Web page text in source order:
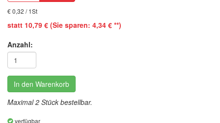
€ 0,32 / 1St
statt 10,79 € (Sie sparen: 4,34 € **)
Anzahl:
In den Warenkorb
Maximal 2 Stück bestellbar.
verfügbar